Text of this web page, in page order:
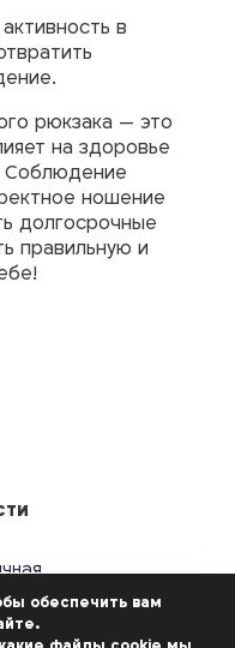
в
рюкзака — это
на здоровье
Соблюдение
ношение
долгосрочные
правильную и
«Меухедет»
обеспечить вам